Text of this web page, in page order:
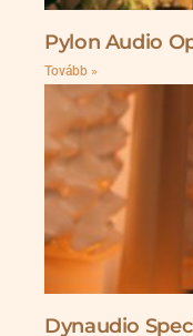
Pylon Audio
Tovább »
Dynaudio